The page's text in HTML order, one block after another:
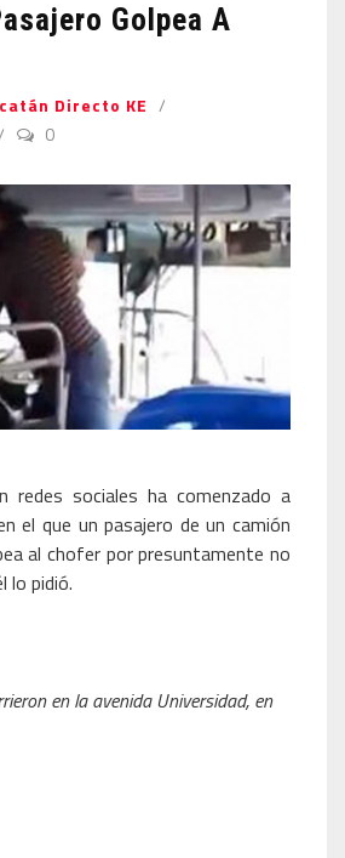
Golpea A
Directo KE
0
redes sociales ha comenzado a
el que un pasajero de un camión
al chofer por presuntamente no
lo pidió.
en la avenida Universidad, en